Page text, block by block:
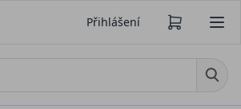
Přihlášení